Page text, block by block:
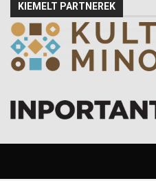
KIEMELT PARTNEREK